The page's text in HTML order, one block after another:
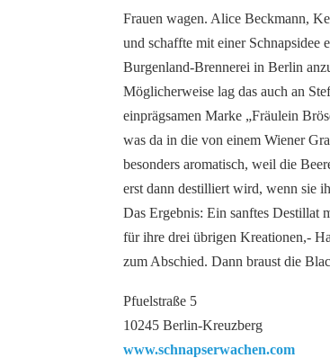
Frauen wagen. Alice Beckmann,
und schaffte mit einer Schnapsidee
Burgenland-Brennerei in Berlin
Möglicherweise lag das auch an
einprägsamen Marke „Fräulein
was da in die von einem Wiener
besonders aromatisch, weil die
erst dann destilliert wird, wenn sie
Das Ergebnis: Ein sanftes Destillat
für ihre drei übrigen Kreationen,-
zum Abschied. Dann braust die
Pfuelstraße 5
10245 Berlin-Kreuzberg
www.schnapserwachen.com